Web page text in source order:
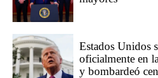
Estados Unidos
oficialmente en
y bombardeó